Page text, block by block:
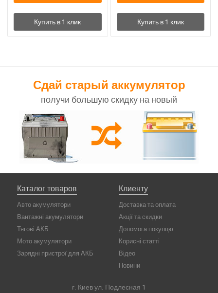
Сдай старый аккумулятор
получи большую скидку на новый
Каталог товаров
Авто акумулятори
Вантажні акумулятори
Тягові АКБ
Мото акумулятори
Зарядні пристрої для АКБ
Клиенту
Доставка та оплата
Акції та скидки
Допомога покупцю
Корисні статті
Відео
Новини
г. Киев ул. Подлесная 1